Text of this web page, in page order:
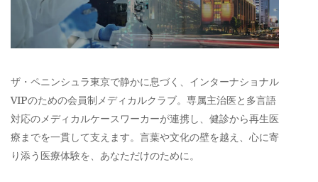
ザ・ペニンシュラ東京で静かに息づく、インターナショナル
VIPのための会員制メディカルクラブ。専属主治医と多言語
対応のメディカルケースワーカーが連携し、健診から再生医
療までを一貫して支えます。言葉や文化の壁を越え、心に寄
り添う医療体験を、あなただけのために。